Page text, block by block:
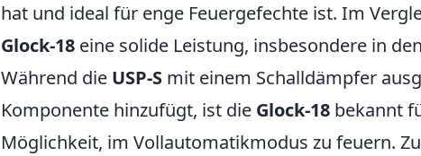
hat und ideal für enge Feuergefechte ist. Im
Glock-18 eine solide Leistung, insbesondere in
Während die USP-S mit einem Schalldämpfer
Komponente hinzufügt, ist die Glock-18 bekannt
Möglichkeit, im Vollautomatikmodus zu feuern.